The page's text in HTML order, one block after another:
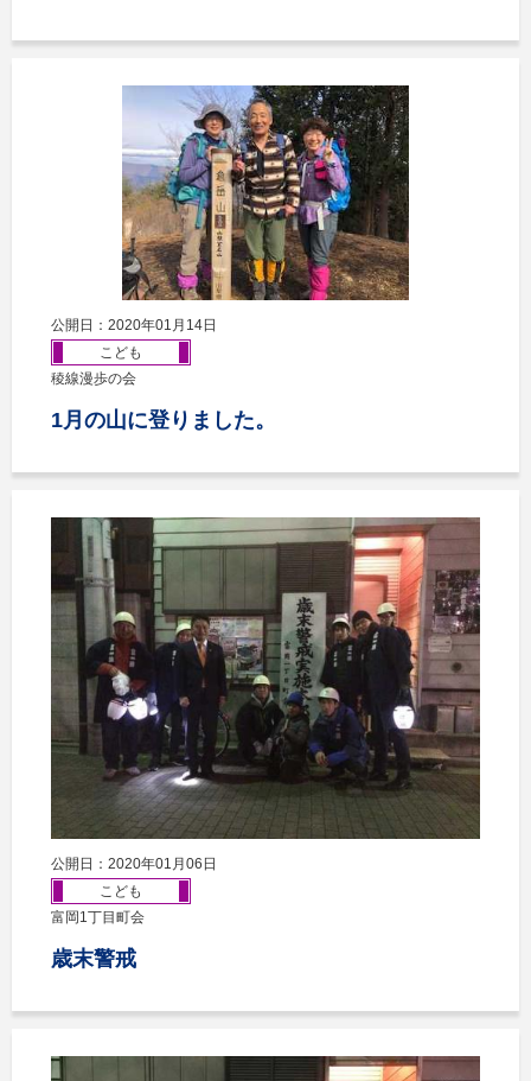
公開日：2020年01月14日
こども
稜線漫歩の会
1月の山に登りました。
公開日：2020年01月06日
こども
富岡1丁目町会
歳末警戒